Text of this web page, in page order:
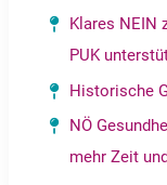
Klares NEIN
PUK
Historische
NÖ
mehr Zeit